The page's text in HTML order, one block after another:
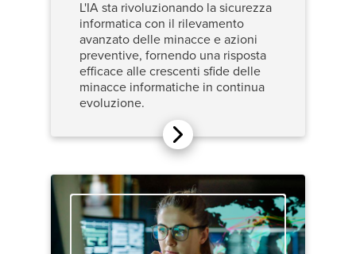
L'IA sta rivoluzionando la sicurezza
informatica con il rilevamento
avanzato delle minacce e azioni
preventive, fornendo una risposta
efficace alle crescenti sfide delle
minacce informatiche in continua
evoluzione.